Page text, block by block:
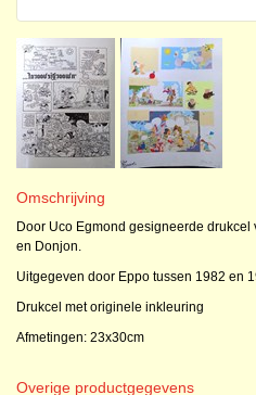
Omschrijving
Door Uco Egmond gesigneerde
en Donjon.
Uitgegeven door Eppo tussen 1982 en
Drukcel met originele inkleuring
Afmetingen: 23x30cm
Overige productgegevens